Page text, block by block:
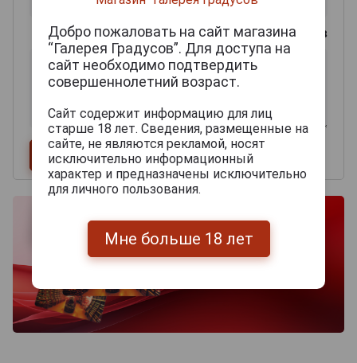
0 из 2000 знаков
Добро пожаловать на сайт магазина
“Галерея Градусов”. Для доступа на
сайт необходимо подтвердить
совершеннолетний возраст.
Сайт содержит информацию для лиц
старше 18 лет. Сведения, размещенные на
сайте, не являются рекламой, носят
исключительно информационный
характер и предназначены исключительно
для личного пользования.
Мне больше 18 лет